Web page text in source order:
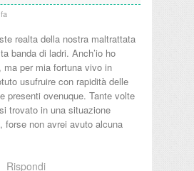
realta della nostra maltrattata
banda di ladri. Anch’io ho
ma per mia fortuna vivo in
usufruire con rapidità delle
presenti ovenuque. Tante volte
trovato in una situazione
forse non avrei avuto alcuna
Rispondi